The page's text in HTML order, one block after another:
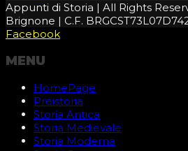
Appunti di Storia | All Rights
Brignone | C.F.
Facebook
MENU
HomePage
Preistoria
Storia Antica
Storia Medievale
Storia Moderna